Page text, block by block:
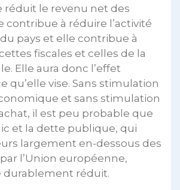
réduit le revenu net des
contribue à réduire l’activité
pays et elle contribue à
fiscales et celles de la
Elle aura donc l’effet
qu’elle vise. Sans stimulation
et sans stimulation
il est peu probable que
et la dette publique, qui
largement en-dessous des
l’Union européenne,
durablement réduit.